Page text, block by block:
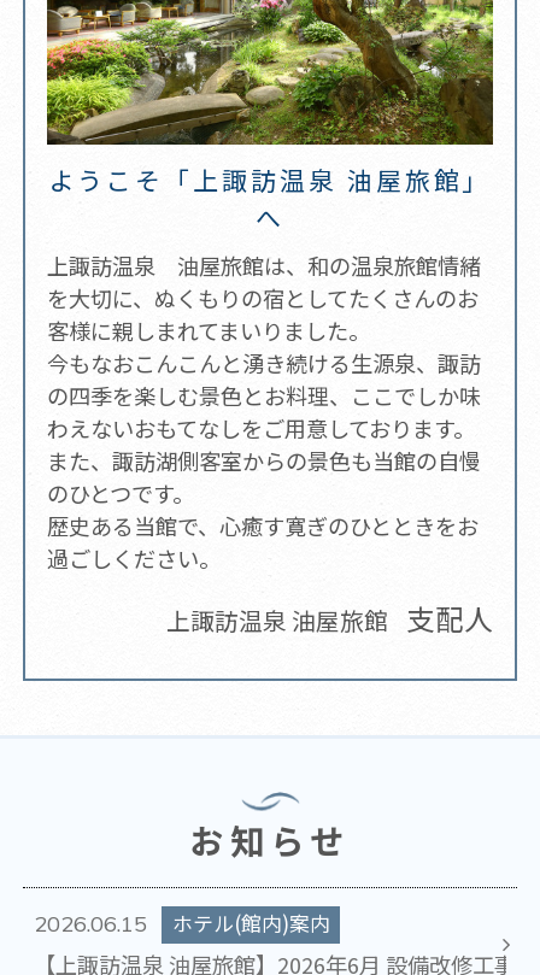
ようこそ「上諏訪温泉 油屋旅館」
へ
上諏訪温泉 油屋旅館は、和の温泉旅館情緒
を大切に、ぬくもりの宿としてたくさんのお
客様に親しまれてまいりました。
今もなおこんこんと湧き続ける生源泉、諏訪
の四季を楽しむ景色とお料理、ここでしか味
わえないおもてなしをご用意しております。
また、諏訪湖側客室からの景色も当館の自慢
のひとつです。
歴史ある当館で、心癒す寛ぎのひとときをお
過ごしください。
上諏訪温泉 油屋旅館 支配人
お知らせ
2026.06.15 ホテル(館内)案内
【上諏訪温泉 油屋旅館】2026年6月 設備改修工事